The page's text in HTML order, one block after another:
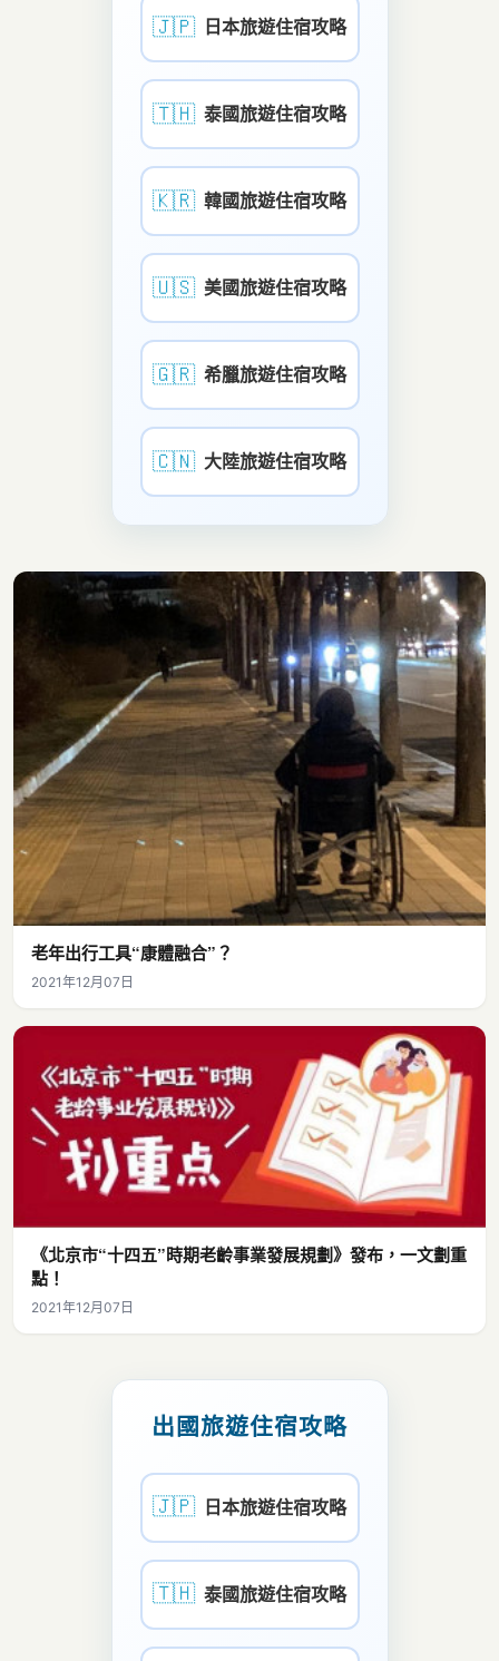
🇯🇵 日本旅遊住宿攻略
🇹🇭 泰國旅遊住宿攻略
🇰🇷 韓國旅遊住宿攻略
🇺🇸 美國旅遊住宿攻略
🇬🇷 希臘旅遊住宿攻略
🇨🇳 大陸旅遊住宿攻略
老年出行工具“康體融合”？
2021年12月07日
《北京市“十四五”時期老齡事業發展規劃》發布，一文劃重
點！
2021年12月07日
出國旅遊住宿攻略
🇯🇵 日本旅遊住宿攻略
🇹🇭 泰國旅遊住宿攻略